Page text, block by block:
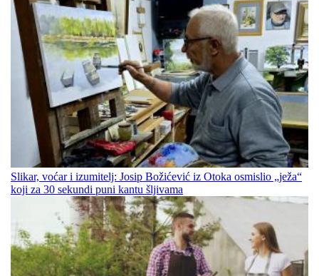
Slikar, voćar i izumitelj: Josip Božićević iz Otoka osmislio „ježa“
koji za 30 sekundi puni kantu šljivama